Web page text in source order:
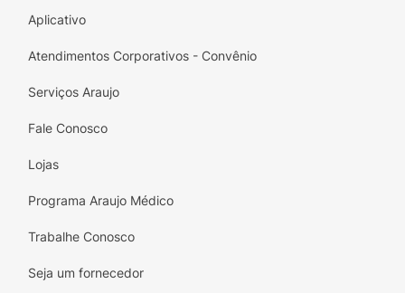
Aplicativo
Atendimentos Corporativos - Convênio
Serviços Araujo
Fale Conosco
Lojas
Programa Araujo Médico
Trabalhe Conosco
Seja um fornecedor